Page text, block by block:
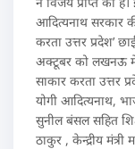
आदित्यनाथ सरकार
करता उत्तर प्रदेश’
अक्टूबर को लखनऊ में
साकार करता उत्तर
योगी आदित्यनाथ,
सुनील बंसल सहित
ठाकुर , केन्द्रीय मंत्री